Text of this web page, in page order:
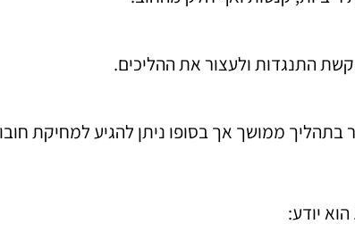
התנגדות ולעצור את ההליכים.
בתהליך ממושך אך בסופו ניתן להגיע למחיקת
יודע: